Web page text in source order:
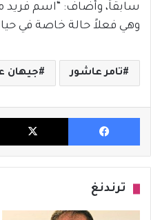
سابقاً، وأضاف: “اسم فريد
وهي فعلاً حالة خاصة في
تامر عاشور جيهان
فيسبوك
ترندنغ